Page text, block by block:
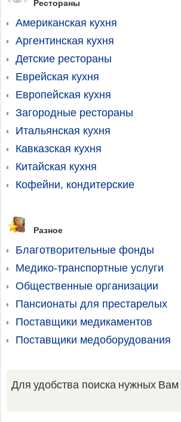
Рестораны
Американская кухня
Аргентинская кухня
Детские рестораны
Еврейская кухня
Европейская кухня
Загородные рестораны
Итальянская кухня
Кавказская кухня
Китайская кухня
Кофейни, кондитерские
Разное
Благотворительные фонды
Медико-транспортные услуги
Общественные организации
Пансионаты для престарелых
Поставщики медикаментов
Поставщики медоборудования
Для удобства поиска нужных Вам